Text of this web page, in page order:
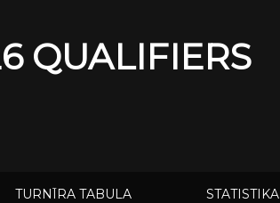
QUALIFIERS
TURNĪRA TABULA STATISTIKA